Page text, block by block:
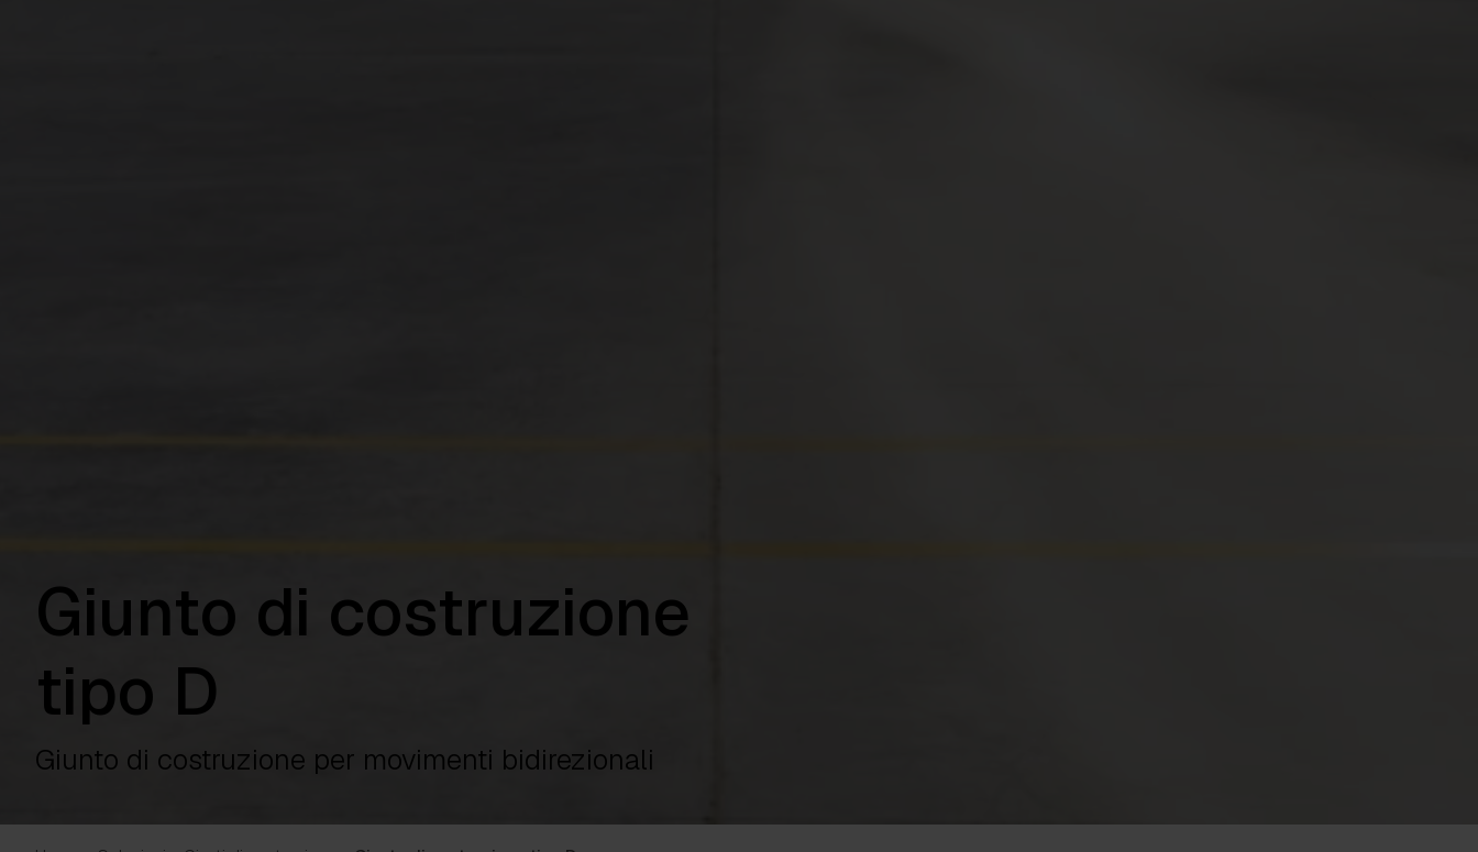
Giunto di costruzione
tipo D
Giunto di costruzione per movimenti bidirezionali